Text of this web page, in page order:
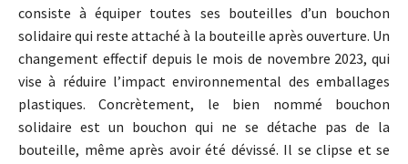
consiste à équiper toutes ses bouteilles d’un bouchon
solidaire qui reste attaché à la bouteille après ouverture. Un
changement effectif depuis le mois de novembre 2023, qui
vise à réduire l’impact environnemental des emballages
plastiques. Concrètement, le bien nommé bouchon
solidaire est un bouchon qui ne se détache pas de la
bouteille, même après avoir été dévissé. Il se clipse et se